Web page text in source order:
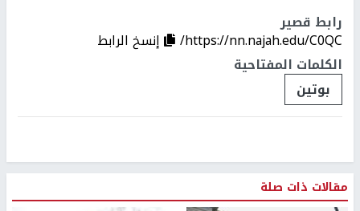
رابط قصير
https://nn.najah.edu/C0QC/
إنسخ الرابط
الكلمات المفتاحية
بوتين
مقالات ذات صلة